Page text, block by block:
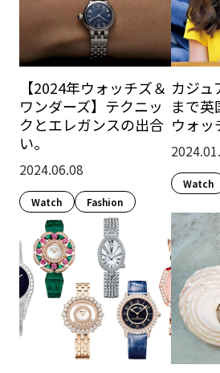
【2024年ウォッチズ＆
ワンダーズ】テクニッ
クとエレガンスの出合
い。
2024.06.08
Watch Fashion​
カジュ
まで英
ウォッ
Watch